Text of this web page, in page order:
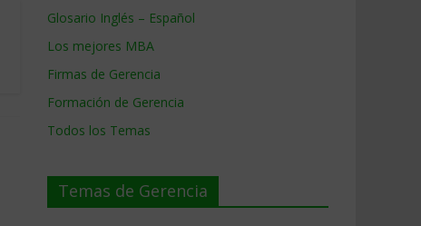
Glosario Inglés – Español
Los mejores MBA
Firmas de Gerencia
Formación de Gerencia
Todos los Temas
Temas de Gerencia